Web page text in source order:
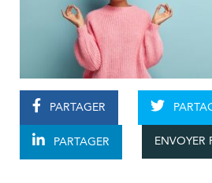
PARTAGER
PARTAGER ENVOYER